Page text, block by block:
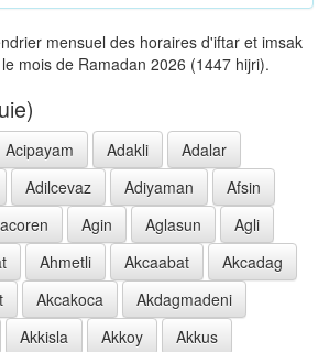
mensuel des horaires d'iftar et imsak
mois de Ramadan 2026 (1447 hijri).
Acipayam Adakli
Adalar
Adilcevaz Adiyaman
Afsin
Agin Aglasun
Agli
Ahmetli Akcaabat
Akcadag
Akcakoca
Akdagmadeni
Akkisla Akkoy
Akkus